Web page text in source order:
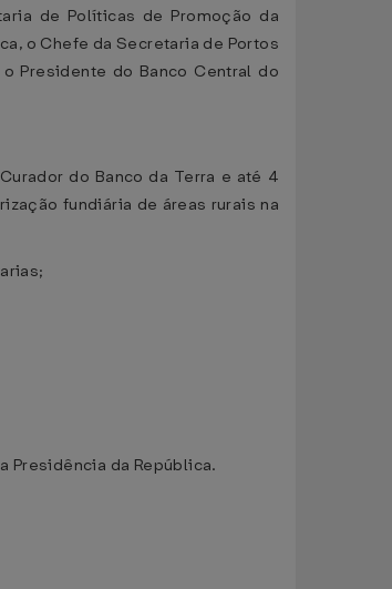
de Políticas de Promoção da
o Chefe da Secretaria de Portos
Presidente do Banco Central do
do Banco da Terra e até 4
fundiária de áreas rurais na
Presidência da República.